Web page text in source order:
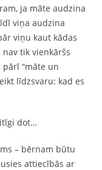
ja māte audzina
viņa audzina
viņu kaut kādas
tik vienkāršs
“māte un
līdzsvaru: kad es
dot…
– bērnam būtu
attiecībās ar